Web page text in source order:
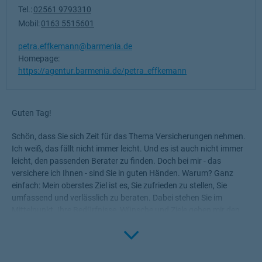
Guten Tag!
Schön, dass Sie sich Zeit für das Thema Versicherungen nehmen.
Ich weiß, das fällt nicht immer leicht. Und es ist auch nicht immer
leicht, den passenden Berater zu finden. Doch bei mir - das
versichere ich Ihnen - sind Sie in guten Händen. Warum? Ganz
einfach: Mein oberstes Ziel ist es, Sie zufrieden zu stellen, Sie
umfassend und verlässlich zu beraten. Dabei stehen Sie im
Versicherungen, die Ihnen die nötige Sicherheit geben, Ihr Leben
Click to
Tel.: 02561 9793310
Mobil: 0163 5515601
petra.effkemann@barmenia.de
Homepage:
https://agentur.barmenia.de/petra_effkemann